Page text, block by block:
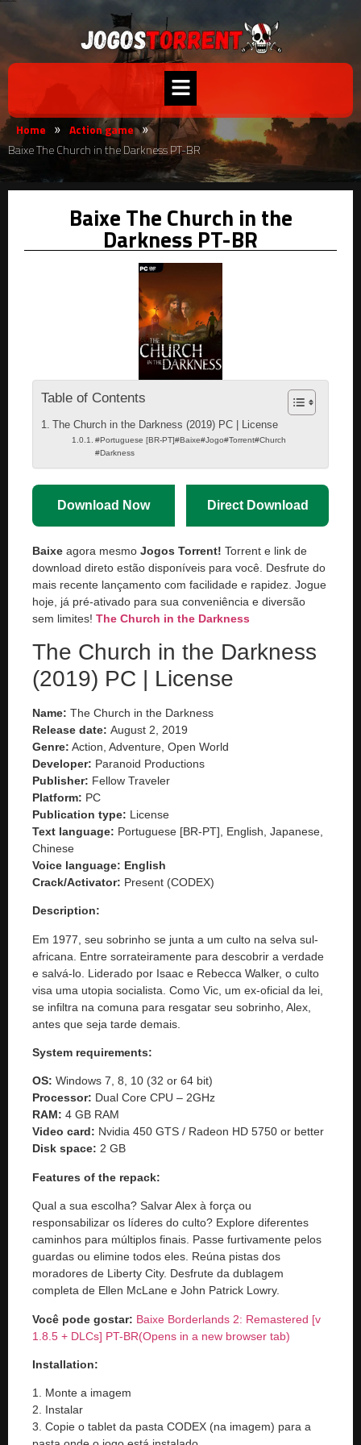
Home » Action game »
Baixe The Church in the Darkness PT-BR
Baixe The Church in the
Darkness PT-BR
Table of Contents
The Church in the Darkness (2019) PC | License
#Portuguese [BR-PT]#Baixe#Jogo#Torrent#Church
#Darkness
Download Now Direct Download
Baixe agora mesmo Jogos Torrent! Torrent e link de
download direto estão disponíveis para você. Desfrute do
mais recente lançamento com facilidade e rapidez. Jogue
hoje, já pré-ativado para sua conveniência e diversão
sem limites! The Church in the Darkness
The Church in the Darkness
(2019) PC | License
Name: The Church in the Darkness
Release date: August 2, 2019
Genre: Action, Adventure, Open World
Developer: Paranoid Productions
Publisher: Fellow Traveler
Platform: PC
Publication type: License
Text language: Portuguese [BR-PT], English, Japanese,
Chinese
Voice language: English
Crack/Activator: Present (CODEX)
Description:
Em 1977, seu sobrinho se junta a um culto na selva sul-
africana. Entre sorrateiramente para descobrir a verdade
e salvá-lo. Liderado por Isaac e Rebecca Walker, o culto
visa uma utopia socialista. Como Vic, um ex-oficial da lei,
se infiltra na comuna para resgatar seu sobrinho, Alex,
antes que seja tarde demais.
System requirements:
OS: Windows 7, 8, 10 (32 or 64 bit)
Processor: Dual Core CPU – 2GHz
RAM: 4 GB RAM
Video card: Nvidia 450 GTS / Radeon HD 5750 or better
Disk space: 2 GB
Features of the repack:
Qual a sua escolha? Salvar Alex à força ou
responsabilizar os líderes do culto? Explore diferentes
caminhos para múltiplos finais. Passe furtivamente pelos
guardas ou elimine todos eles. Reúna pistas dos
moradores de Liberty City. Desfrute da dublagem
completa de Ellen McLane e John Patrick Lowry.
Você pode gostar: Baixe Borderlands 2: Remastered [v
1.8.5 + DLCs] PT-BR(Opens in a new browser tab)
Installation:
1. Monte a imagem
2. Instalar
3. Copie o tablet da pasta CODEX (na imagem) para a